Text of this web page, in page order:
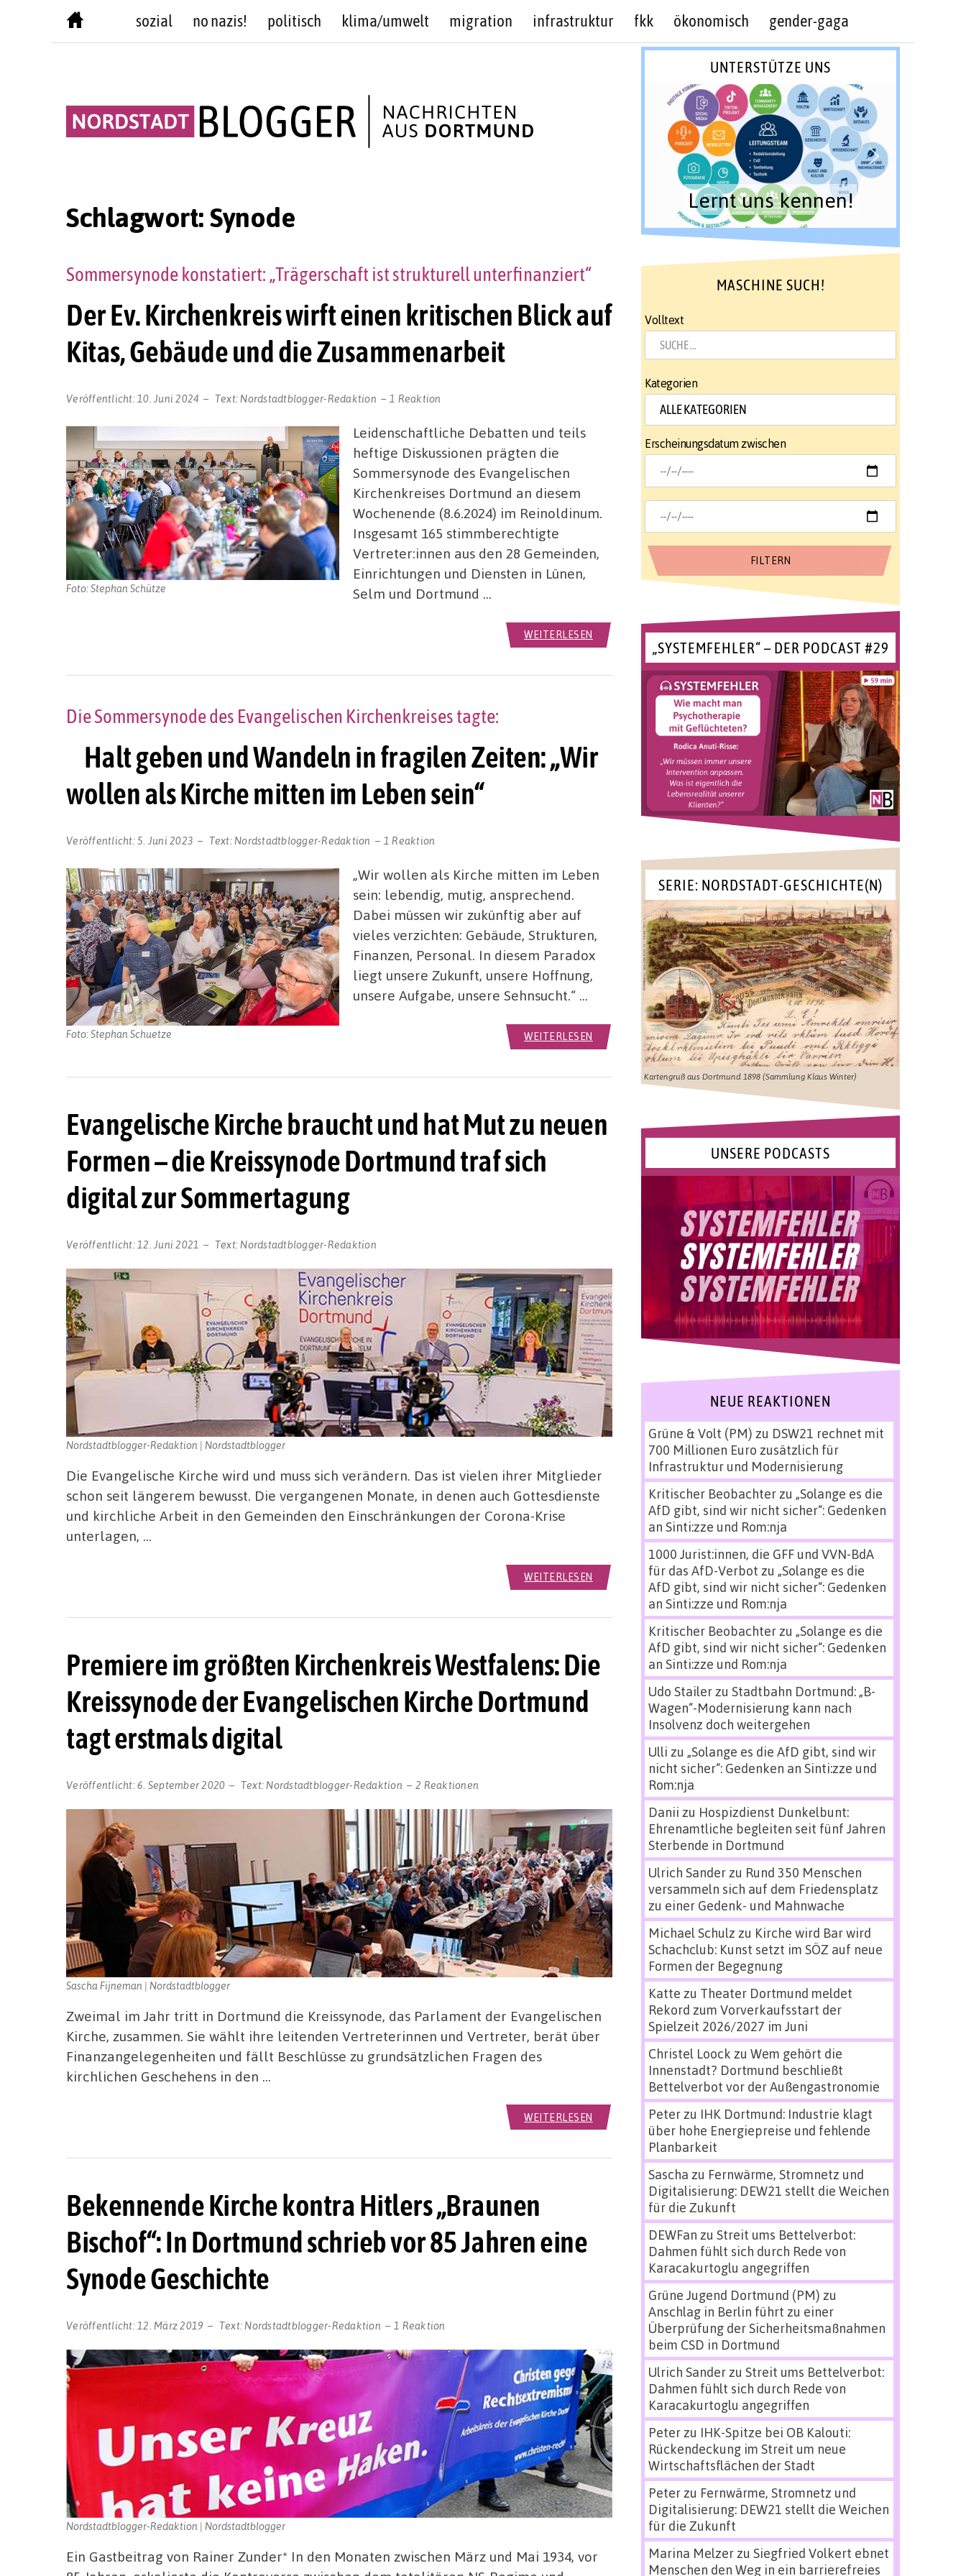
sozial no nazis! politisch klima/umwelt migration infrastruktur fkk ökonomisch gender-gaga
Schlagwort:Synode
Der Ev. Kirchenkreis wirft einen kritischen Blick auf
Kitas, Gebäude und die Zusammenarbeit
Sommersynode konstatiert: „Trägerschaft ist strukturell unterfinanziert“
Veröffentlicht: 10. Juni 2024 Text: Nordstadtblogger-Redaktion 1 Reaktion
Foto: Stephan Schütze
Leidenschaftliche Debatten und teils
heftige Diskussionen prägten die
Sommersynode des Evangelischen
Kirchenkreises Dortmund an diesem
Wochenende (8.6.2024) im Reinoldinum.
Insgesamt 165 stimmberechtigte
Vertreter:innen aus den 28 Gemeinden,
Einrichtungen und Diensten in Lünen,
Selm und Dortmund …
WEITERLESEN
Halt geben und Wandeln in fragilen Zeiten: „Wir
wollen als Kirche mitten im Leben sein“
Die Sommersynode des Evangelischen Kirchenkreises tagte:
Veröffentlicht:5. Juni 2023 Text: Nordstadtblogger-Redaktion 1 Reaktion
Foto: Stephan Schuetze
„Wir wollen als Kirche mitten im Leben
sein: lebendig, mutig, ansprechend.
Dabei müssen wir zukünftig aber auf
vieles verzichten: Gebäude, Strukturen,
Finanzen, Personal. In diesem Paradox
liegt unsere Zukunft, unsere Hoffnung,
unsere Aufgabe, unsere Sehnsucht.“ …
WEITERLESEN
Evangelische Kirche braucht und hat Mut zu neuen
Formen – die Kreissynode Dortmund traf sich
digital zur Sommertagung
Veröffentlicht: 12. Juni 2021 Text: Nordstadtblogger-Redaktion
Nordstadtblogger-Redaktion | Nordstadtblogger
Die Evangelische Kirche wird und muss sich verändern. Das ist vielen ihrer Mitglieder
schon seit längerem bewusst. Die vergangenen Monate, in denen auch Gottesdienste
und kirchliche Arbeit in den Gemeinden den Einschränkungen der Corona-Krise
unterlagen, …
WEITERLESEN
Premiere im größten Kirchenkreis Westfalens: Die
Kreissynode der Evangelischen Kirche Dortmund
tagt erstmals digital
Veröffentlicht:6. September 2020 Text: Nordstadtblogger-Redaktion 2 Reaktionen
Sascha Fijneman | Nordstadtblogger
Zweimal im Jahr tritt in Dortmund die Kreissynode, das Parlament der Evangelischen
Kirche, zusammen. Sie wählt ihre leitenden Vertreterinnen und Vertreter, berät über
Finanzangelegenheiten und fällt Beschlüsse zu grundsätzlichen Fragen des
kirchlichen Geschehens in den …
WEITERLESEN
Bekennende Kirche kontra Hitlers „Braunen
Bischof“: In Dortmund schrieb vor 85 Jahren eine
Synode Geschichte
Veröffentlicht: 12. März 2019 Text: Nordstadtblogger-Redaktion 1 Reaktion
Nordstadtblogger-Redaktion | Nordstadtblogger
Ein Gastbeitrag von Rainer Zunder* In den Monaten zwischen März und Mai 1934, vor
UNTERSTÜTZE UNS
Lernt uns kennen!
MASCHINE SUCH!
Volltext
Kategorien
Erscheinungsdatum zwischen
„SYSTEMFEHLER“ – DER PODCAST #29
SERIE: NORDSTADT-GESCHICHTE(N)
Kartengruß aus Dortmund 1898 (Sammlung Klaus Winter)
UNSERE PODCASTS
NEUE REAKTIONEN
Grüne & Volt (PM) zu DSW21 rechnet mit
700 Millionen Euro zusätzlich für
Infrastruktur und Modernisierung
Kritischer Beobachterzu „Solange es die
AfD gibt, sind wir nicht sicher“: Gedenken
an Sinti:zze und Rom:nja
1000 Jurist:innen, die GFF und VVN-BdA
für das AfD-Verbot zu „Solange es die
AfD gibt, sind wir nicht sicher“: Gedenken
an Sinti:zze und Rom:nja
Kritischer Beobachterzu „Solange es die
AfD gibt, sind wir nicht sicher“: Gedenken
an Sinti:zze und Rom:nja
Udo Stailerzu Stadtbahn Dortmund: „B-
Wagen“-Modernisierung kann nach
Insolvenz doch weitergehen
Ulli zu „Solange es die AfD gibt, sind wir
nicht sicher“: Gedenken an Sinti:zze und
Rom:nja
Danii zu Hospizdienst Dunkelbunt:
Ehrenamtliche begleiten seit fünf Jahren
Sterbende in Dortmund
Ulrich Sanderzu Rund 350 Menschen
versammeln sich auf dem Friedensplatz
zu einer Gedenk- und Mahnwache
Michael Schulz zu Kirche wird Bar wird
Schachclub: Kunst setzt im SÖZ auf neue
Formen der Begegnung
Katte zu Theater Dortmund meldet
Rekord zum Vorverkaufsstart der
Spielzeit 2026/2027 im Juni
Christel Loock zu Wem gehört die
Innenstadt? Dortmund beschließt
Bettelverbot vor der Außengastronomie
Peterzu IHK Dortmund: Industrie klagt
über hohe Energiepreise und fehlende
Planbarkeit
Sascha zu Fernwärme, Stromnetz und
Digitalisierung: DEW21 stellt die Weichen
für die Zukunft
DEWFan zu Streit ums Bettelverbot:
Dahmen fühlt sich durch Rede von
Karacakurtoglu angegriffen
Grüne Jugend Dortmund (PM) zu
Anschlag in Berlin führt zu einer
Überprüfung der Sicherheitsmaßnahmen
beim CSD in Dortmund
Ulrich Sanderzu Streit ums Bettelverbot:
Dahmen fühlt sich durch Rede von
Karacakurtoglu angegriffen
Peterzu IHK-Spitze bei OB Kalouti:
Rückendeckung im Streit um neue
Wirtschaftsflächen der Stadt
Peterzu Fernwärme, Stromnetz und
Digitalisierung: DEW21 stellt die Weichen
für die Zukunft
Marina Melzerzu Siegfried Volkert ebnet
Menschen den Weg in ein barrierefreies